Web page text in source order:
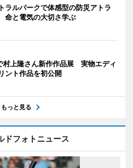
ラルパークで体感型の防災アトラ
と電気の大切さ学ぶ
村上隆さん新作作品展 実物エディ
ント作品を初公開
もっと見る
ドフォトニュース